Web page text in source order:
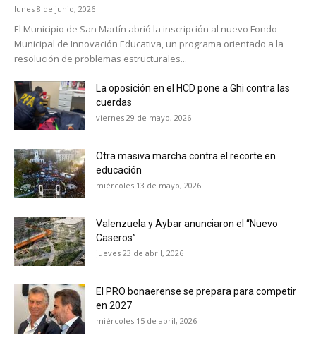
lunes 8 de junio, 2026
El Municipio de San Martín abrió la inscripción al nuevo Fondo
Municipal de Innovación Educativa, un programa orientado a la
resolución de problemas estructurales...
La oposición en el HCD pone a Ghi contra las
cuerdas
viernes 29 de mayo, 2026
Otra masiva marcha contra el recorte en
educación
miércoles 13 de mayo, 2026
Valenzuela y Aybar anunciaron el “Nuevo
Caseros”
jueves 23 de abril, 2026
El PRO bonaerense se prepara para competir
en 2027
miércoles 15 de abril, 2026